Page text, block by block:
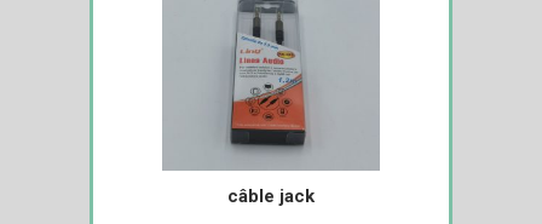
câble jack